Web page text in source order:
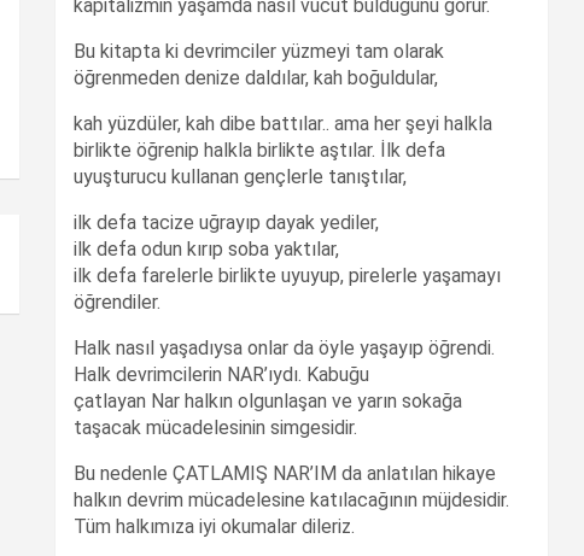
kapitalizmin yaşamda nasıl vücut bulduğunu görür.
Bu kitapta ki devrimciler yüzmeyi tam olarak
öğrenmeden denize daldılar, kah boğuldular,
kah yüzdüler, kah dibe battılar.. ama her şeyi halkla
birlikte öğrenip halkla birlikte aştılar. İlk defa
uyuşturucu kullanan gençlerle tanıştılar,
ilk defa tacize uğrayıp dayak yediler,
ilk defa odun kırıp soba yaktılar,
ilk defa farelerle birlikte uyuyup, pirelerle yaşamayı
öğrendiler.
Halk nasıl yaşadıysa onlar da öyle yaşayıp öğrendi.
Halk devrimcilerin NAR’ıydı. Kabuğu
çatlayan Nar halkın olgunlaşan ve yarın sokağa
taşacak mücadelesinin simgesidir.
Bu nedenle ÇATLAMIŞ NAR’IM da anlatılan hikaye
halkın devrim mücadelesine katılacağının müjdesidir.
Tüm halkımıza iyi okumalar dileriz.